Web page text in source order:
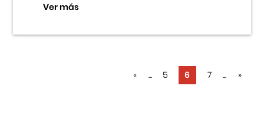
Ver más
« ... 5 6 7 ... »